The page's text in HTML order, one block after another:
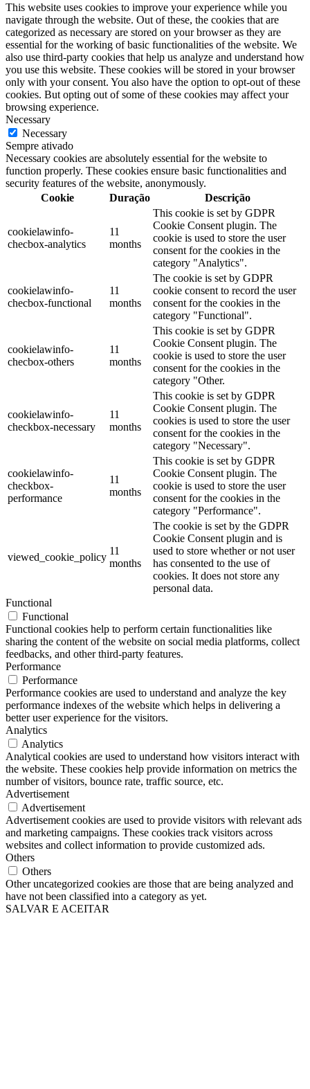
This website uses cookies to improve your experience while you
navigate through the website. Out of these, the cookies that are
categorized as necessary are stored on your browser as they are
essential for the working of basic functionalities of the website. We
also use third-party cookies that help us analyze and understand how
you use this website. These cookies will be stored in your browser
only with your consent. You also have the option to opt-out of these
cookies. But opting out of some of these cookies may affect your
browsing experience.
Necessary
Necessary
Sempre ativado
Necessary cookies are absolutely essential for the website to
function properly. These cookies ensure basic functionalities and
security features of the website, anonymously.
Cookie
Duração Descrição
cookielawinfo-
checbox-analytics
11
months
This cookie is set by GDPR
Cookie Consent plugin. The
cookie is used to store the user
consent for the cookies in the
category "Analytics".
cookielawinfo-
checbox-functional
11
months
The cookie is set by GDPR
cookie consent to record the user
consent for the cookies in the
category "Functional".
cookielawinfo-
checbox-others
11
months
This cookie is set by GDPR
Cookie Consent plugin. The
cookie is used to store the user
consent for the cookies in the
category "Other.
cookielawinfo-
checkbox-necessary
11
months
This cookie is set by GDPR
Cookie Consent plugin. The
cookies is used to store the user
consent for the cookies in the
category "Necessary".
cookielawinfo-
checkbox-
performance
11
months
This cookie is set by GDPR
Cookie Consent plugin. The
cookie is used to store the user
consent for the cookies in the
category "Performance".
viewed_cookie_policy
11
months
The cookie is set by the GDPR
Cookie Consent plugin and is
used to store whether or not user
has consented to the use of
cookies. It does not store any
personal data.
Functional
Functional
Functional cookies help to perform certain functionalities like
sharing the content of the website on social media platforms, collect
feedbacks, and other third-party features.
Performance
Performance
Performance cookies are used to understand and analyze the key
performance indexes of the website which helps in delivering a
better user experience for the visitors.
Analytics
Analytics
Analytical cookies are used to understand how visitors interact with
the website. These cookies help provide information on metrics the
number of visitors, bounce rate, traffic source, etc.
Advertisement
Advertisement
Advertisement cookies are used to provide visitors with relevant ads
and marketing campaigns. These cookies track visitors across
websites and collect information to provide customized ads.
Others
Others
Other uncategorized cookies are those that are being analyzed and
have not been classified into a category as yet.
SALVAR E ACEITAR